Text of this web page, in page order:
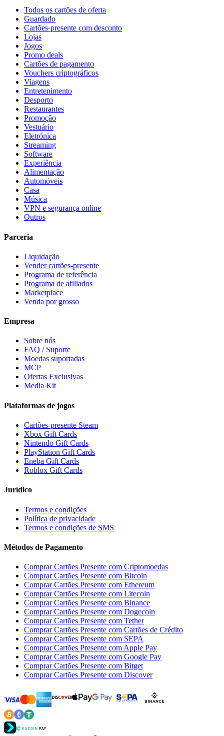
Todos os cartões de oferta
Guardado
Cartões-presente com desconto
Lojas
Jogos
Promo deals
Cartões de pagamento
Vouchers criptográficos
Viagens
Entretenimento
Desporto
Restaurantes
Promoção
Vestuário
Eletrónica
Streaming
Software
Experiência
Alimentação
Automóveis
Casa
Música
VPN e segurança online
Outros
Parceria
Liquidação
Vender cartões-presente
Programa de referência
Programa de afiliados
Marketplace
Venda por grosso
Empresa
Sobre nós
FAQ / Suporte
Moedas suportadas
MCP
Ofertas Exclusivas
Media Kit
Plataformas de jogos
Cartões-presente Steam
Xbox Gift Cards
Nintendo Gift Cards
PlayStation Gift Cards
Eneba Gift Cards
Roblox Gift Cards
Jurídico
Termos e condições
Política de privacidade
Termos e condições de SMS
Métodos de Pagamento
Comprar Cartões Presente com Criptomoedas
Comprar Cartões Presente com Bitcoin
Comprar Cartões Presente com Ethereum
Comprar Cartões Presente com Litecoin
Comprar Cartões Presente com Binance
Comprar Cartões Presente com Dogecoin
Comprar Cartões Presente com Tether
Comprar Cartões Presente com Cartões de Crédito
Comprar Cartões Presente com SEPA
Comprar Cartões Presente com Apple Pay
Comprar Cartões Presente com Google Pay
Comprar Cartões Presente com Bitget
Comprar Cartões Presente com Discover